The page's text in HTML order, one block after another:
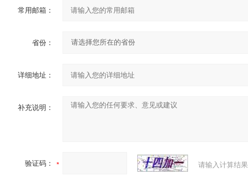
常用邮箱：
省份：
详细地址：
补充说明：
验证码： 请输入计算结